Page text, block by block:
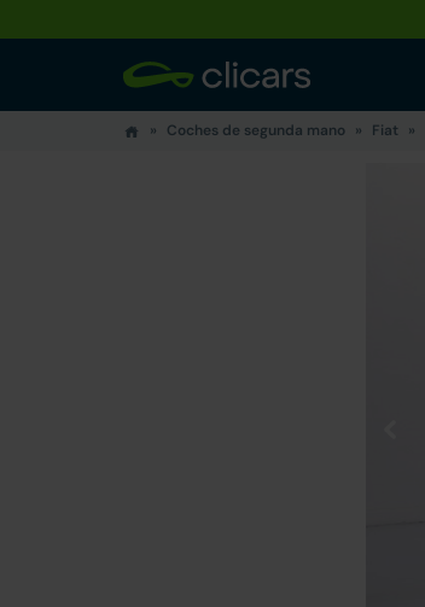
Coches de segunda mano Fiat